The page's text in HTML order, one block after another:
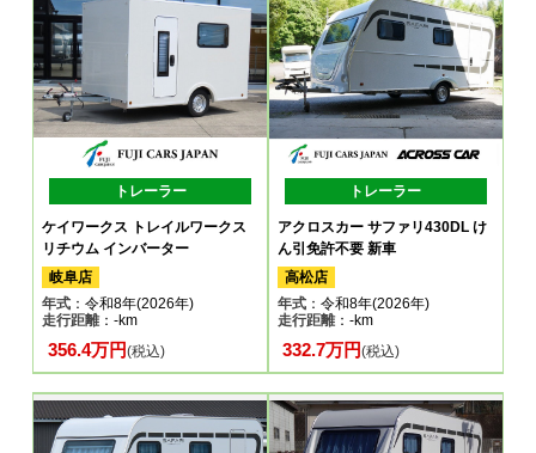
トレーラー
ケイワークス トレイルワークス
リチウム インバーター
岐阜店
年式 ：令和8年(2026年)
走行距離：-km
356.4万円(税込)
トレーラー
アクロスカー サファリ430DL け
ん引免許不要 新車
高松店
年式：令和8年(2026年)
走行距離：-km
332.7万円(税込)